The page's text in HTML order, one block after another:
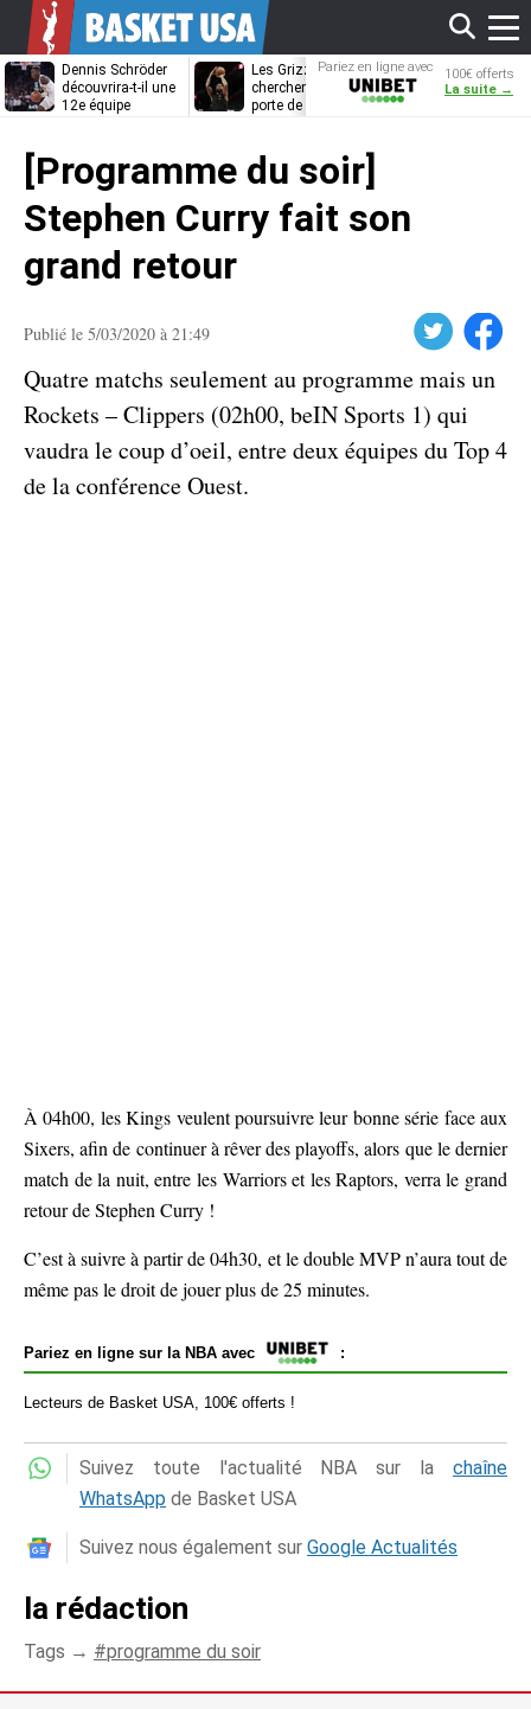
Dennis Schröder
découvrira-t-il une
12e équipe
Les Grizzlies
cherchent déjà une
porte de sortie
Dwane Casey
bientôt coach
Pariez en ligne avec
Unibet
100€ offerts
La suite →
[Programme du soir]
Stephen Curry fait son
grand retour
Publié le 5/03/2020 à 21:49 Facebook
Quatre matchs seulement au programme mais un
Rockets – Clippers (02h00, beIN Sports 1) qui
vaudra le coup d’oeil, entre deux équipes du Top 4
de la conférence Ouest.
À 04h00, les Kings veulent poursuivre leur bonne série face aux
Sixers, afin de continuer à rêver des playoffs, alors que le dernier
match de la nuit, entre les Warriors et les Raptors, verra le grand
retour de Stephen Curry !
C’est à suivre à partir de 04h30, et le double MVP n’aura tout de
même pas le droit de jouer plus de 25 minutes.
Pariez en ligne sur la NBA avec :
Lecteurs de Basket USA, 100€ offerts !
Suivez toute l'actualité NBA sur la chaîne
WhatsApp de Basket USA
Suivez nous également sur Google Actualités
la rédaction
Tags → programme du soir